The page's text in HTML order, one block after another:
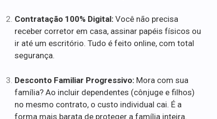
Contratação 100% Digital: Você não precisa
receber corretor em casa, assinar papéis físicos ou
ir até um escritório. Tudo é feito online, com total
segurança.
Desconto Familiar Progressivo: Mora com sua
família? Ao incluir dependentes (cônjuge e filhos)
no mesmo contrato, o custo individual cai. É a
forma mais barata de proteger a família inteira.